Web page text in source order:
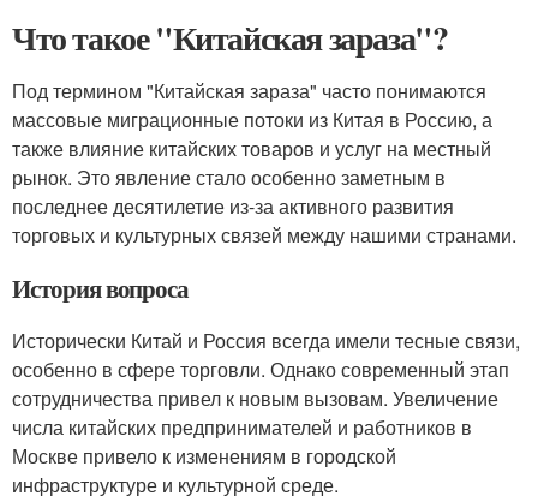
Что такое "Китайская зараза"?
Под термином "Китайская зараза" часто понимаются
массовые миграционные потоки из Китая в Россию, а
также влияние китайских товаров и услуг на местный
рынок. Это явление стало особенно заметным в
последнее десятилетие из-за активного развития
торговых и культурных связей между нашими странами.
История вопроса
Исторически Китай и Россия всегда имели тесные связи,
особенно в сфере торговли. Однако современный этап
сотрудничества привел к новым вызовам. Увеличение
числа китайских предпринимателей и работников в
Москве привело к изменениям в городской
инфраструктуре и культурной среде.